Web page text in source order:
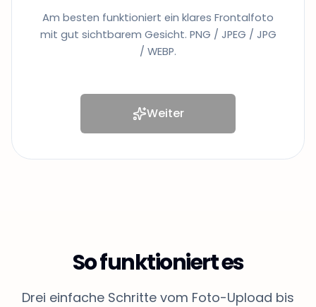
Am besten funktioniert ein klares Frontalfoto
mit gut sichtbarem Gesicht. PNG / JPEG / JPG
/ WEBP.
Weiter
So funktioniert es
Drei einfache Schritte vom Foto-Upload bis